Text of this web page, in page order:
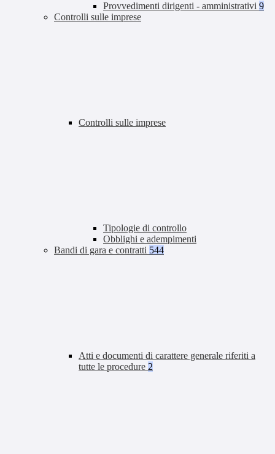
Provvedimenti dirigenti - amministrativi 9
Controlli sulle imprese
Controlli sulle imprese
Tipologie di controllo
Obblighi e adempimenti
Bandi di gara e contratti 544
Atti e documenti di carattere generale riferiti a
tutte le procedure 2